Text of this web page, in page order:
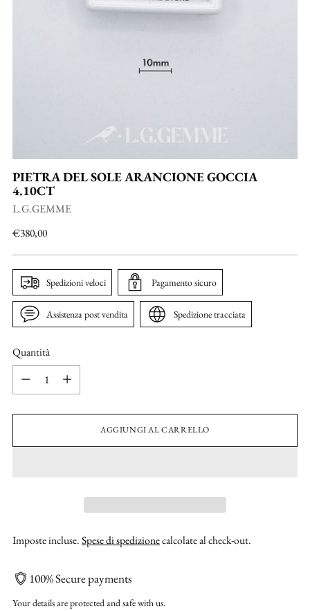
PIETRA DEL SOLE ARANCIONE GOCCIA
4.10CT
L.G.GEMME
Prezzo
€380,00
Spedizioni veloci Pagamento sicuro
Assistenza post vendita Spedizione tracciata
Quantità
Quantità
AGGIUNGI AL CARRELLO
Imposte incluse.Spese di spedizionecalcolate al check-out.
100% Secure payments
Your details are protected and safe with us.